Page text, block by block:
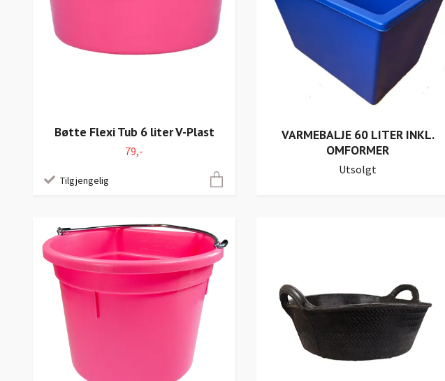
Bøtte Flexi Tub 6 liter V-Plast
79,-
Tilgjengelig
VARMEBALJE 60 LITER INKL.
OMFORMER
Utsolgt